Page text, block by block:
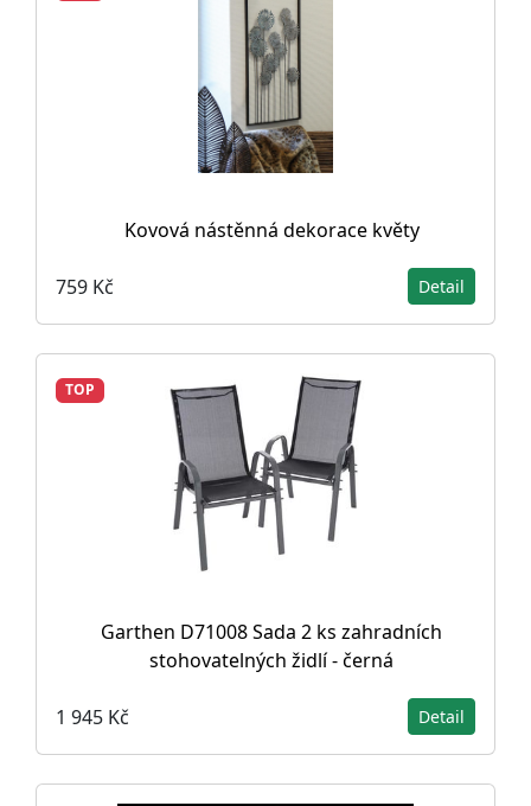
Kovová nástěnná dekorace květy
759 Kč Detail
TOP
Garthen D71008 Sada 2 ks zahradních
stohovatelných židlí - černá
1 945 Kč Detail